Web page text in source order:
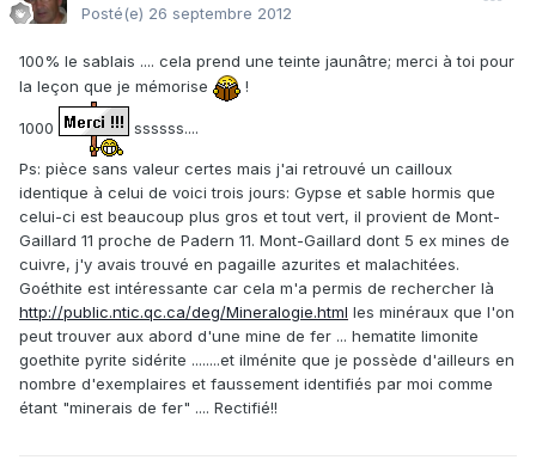
Posté(e) 26 septembre 2012
100% le sablais .... cela prend une teinte jaunâtre; merci à toi pour
la leçon que je mémorise
!
1000 ssssss....
Ps: pièce sans valeur certes mais j'ai retrouvé un cailloux
identique à celui de voici trois jours: Gypse et sable hormis que
celui-ci est beaucoup plus gros et tout vert, il provient de Mont-
Gaillard 11 proche de Padern 11. Mont-Gaillard dont 5 ex mines de
cuivre, j'y avais trouvé en pagaille azurites et malachitées.
Goéthite est intéressante car cela m'a permis de rechercher là
http://public.ntic.qc.ca/deg/Mineralogie.html les minéraux que l'on
peut trouver aux abord d'une mine de fer ... hematite limonite
goethite pyrite sidérite ........et ilménite que je possède d'ailleurs en
nombre d'exemplaires et faussement identifiés par moi comme
étant "minerais de fer" .... Rectifié!!